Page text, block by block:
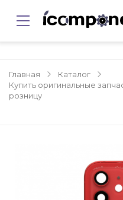
Главная
Каталог
Купить оригинальные
розницу